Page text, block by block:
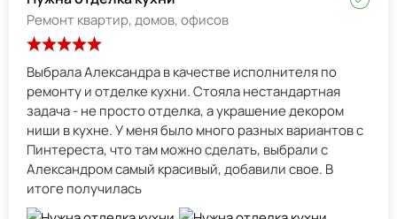
Ремонт квартир, домов, офисов
Выбрала Александра в качестве исполнителя по
ремонту и отделке кухни. Стояла нестандартная
задача - не просто отделка, а украшение декором
ниши в кухне. У меня было много разных вариантов с
Пинтереста, что там можно сделать, выбрали с
Александром самый красивый, добавили свое. В
итоге получилась